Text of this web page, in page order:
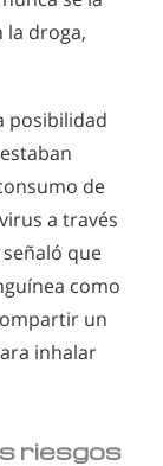
la droga,
posibilidad
de
a través
que
como
un
inhalar
riesgos